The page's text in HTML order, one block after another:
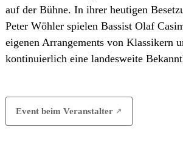
auf der Bühne. In ihrer heutigen
Peter Wöhler spielen Bassist Olaf
eigenen Arrangements von Klassikern
kontinuierlich eine landesweite
Event beim Veranstalter